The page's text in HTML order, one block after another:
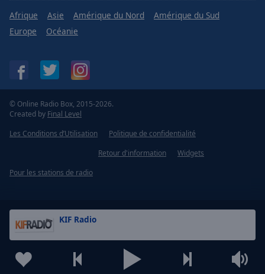
KIF Radio
Afrique Asie Amérique du Nord
Amérique du Sud
Europe
Océanie
© Online Radio Box, 2015-2026.
Created by Final Level
Les Conditions d’Utilisation
Politique de confidentialité
Retour d'information
Widgets
Pour les stations de radio